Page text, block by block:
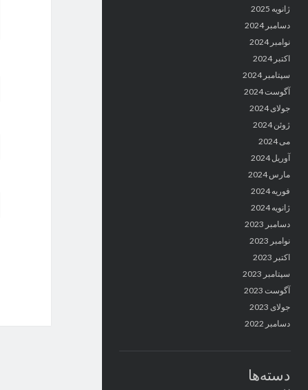
ژانویه 2025
دسامبر 2024
نوامبر 2024
اکتبر 2024
سپتامبر 2024
آگوست 2024
جولای 2024
ژوئن 2024
می 2024
آوریل 2024
مارس 2024
فوریه 2024
ژانویه 2024
دسامبر 2023
نوامبر 2023
اکتبر 2023
سپتامبر 2023
آگوست 2023
جولای 2023
دسامبر 2022
دسته‌ها